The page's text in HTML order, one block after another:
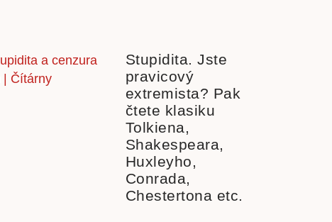
Stupidita. Jste
pravicový
extremista? Pak
čtete klasiku
Tolkiena,
Shakespeara,
Huxleyho,
Conrada,
Chestertona etc.